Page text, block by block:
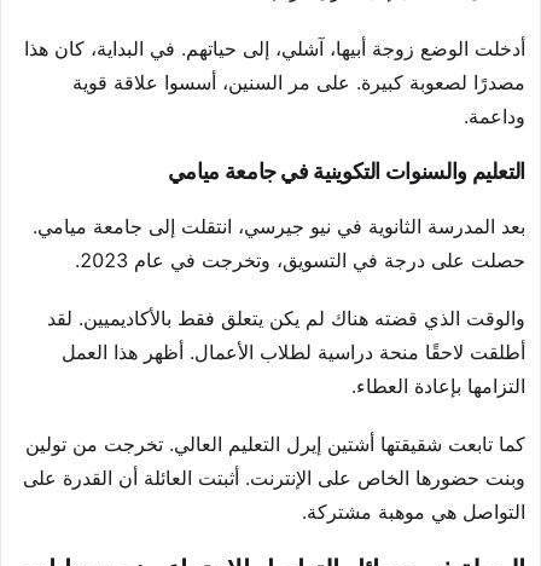
أدخلت الوضع زوجة أبيها، آشلي، إلى حياتهم. في البداية، كان هذا
مصدرًا لصعوبة كبيرة. على مر السنين، أسسوا علاقة قوية
وداعمة.
التعليم والسنوات التكوينية في جامعة ميامي
بعد المدرسة الثانوية في نيو جيرسي، انتقلت إلى جامعة ميامي.
حصلت على درجة في التسويق، وتخرجت في عام 2023.
والوقت الذي قضته هناك لم يكن يتعلق فقط بالأكاديميين. لقد
أطلقت لاحقًا منحة دراسية لطلاب الأعمال. أظهر هذا العمل
التزامها بإعادة العطاء.
كما تابعت شقيقتها أشتين إيرل التعليم العالي. تخرجت من تولين
وبنت حضورها الخاص على الإنترنت. أثبتت العائلة أن القدرة على
التواصل هي موهبة مشتركة.